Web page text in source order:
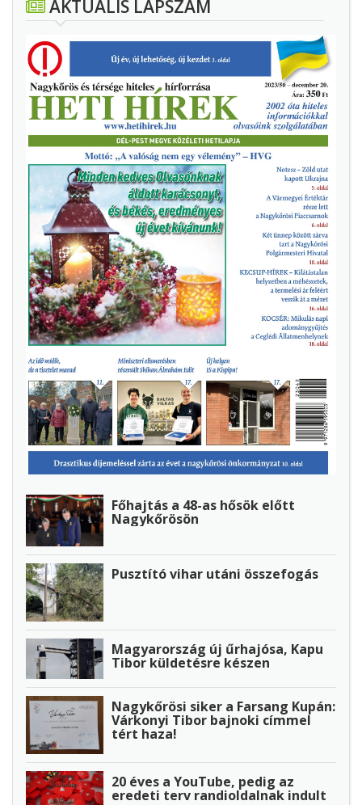
AKTUÁLIS LAPSZÁM
Főhajtás a 48-as hősök előtt
Nagykőrösön
Pusztító vihar utáni összefogás
Magyarország új űrhajósa, Kapu
Tibor küldetésre készen
Nagykőrösi siker a Farsang Kupán:
Várkonyi Tibor bajnoki címmel
tért haza!
20 éves a YouTube, pedig az
eredeti terv randioldalnak indult